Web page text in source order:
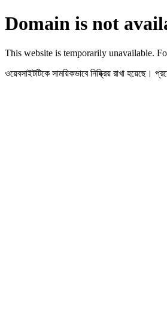
Domain is not
This website is temporarily unavailable.
ওয়েবসাইটটিকে সাময়িকভাবে নিষ্ক্রিয় রাখা